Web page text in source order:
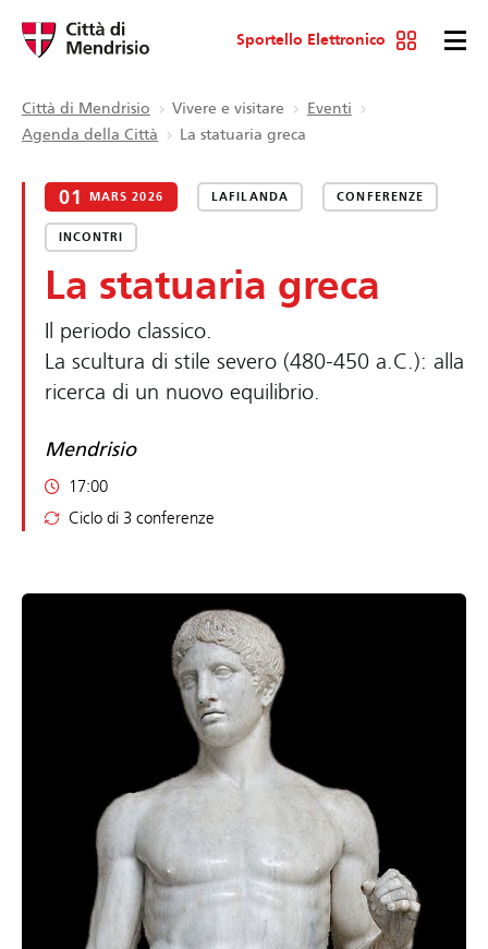
Sportello Elettronico
Città di Mendrisio Vivere e visitare
Eventi
Agenda della Città
La statuaria greca
01 MARS 2026 LAFILANDA CONFERENZE
INCONTRI
La statuaria greca
Il periodo classico.
La scultura di stile severo (480-450 a.C.): alla
ricerca di un nuovo equilibrio.
Mendrisio
17:00
Ciclo di 3 conferenze